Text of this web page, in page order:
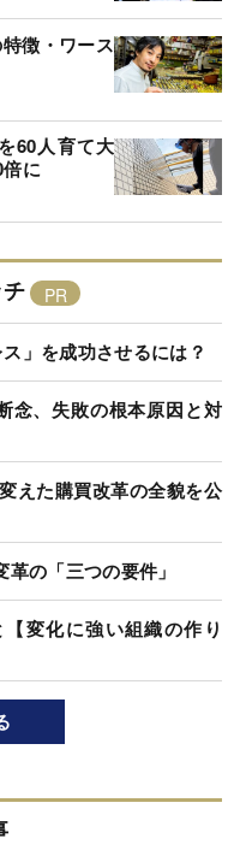
徴・ワース
60人育て大
に
」を成功させるには？
念、失敗の根本原因と対
えた購買改革の全貌を公
の「三つの要件」
変化に強い組織の作り